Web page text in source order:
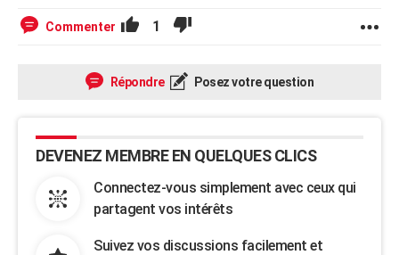
Commenter 1
Répondre Posez votre question
DEVENEZ MEMBRE EN QUELQUES CLICS
Connectez-vous simplement avec ceux qui
partagent vos intérêts
Suivez vos discussions facilement et